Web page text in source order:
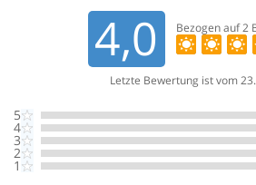
4,0 Bezogen auf2
Letzte Bewertung ist vom
5
4
3
2
1